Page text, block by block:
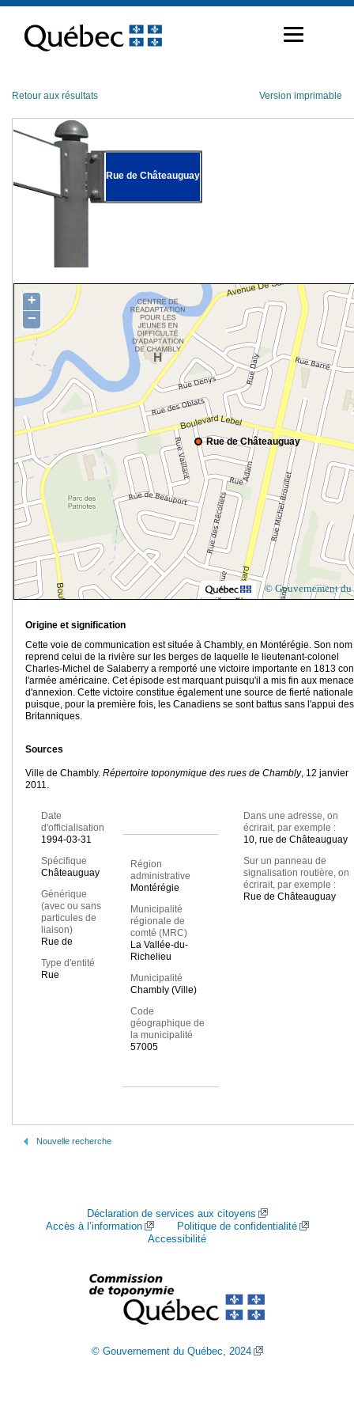
contenu
Retour aux résultats Version imprimable
Rue de Châteauguay
Rue de Châteauguay
+
−
© Gouvernement du
Origine et signification
Cette voie de communication est située à Chambly, en Montérégie. Son nom
reprend celui de la rivière sur les berges de laquelle le lieutenant-colonel
Charles-Michel de Salaberry a remporté une victoire importante en 1813
l'armée américaine. Cet épisode est marquant puisqu'il a mis fin aux
d'annexion. Cette victoire constitue également une source de fierté nationale
puisque, pour la première fois, les Canadiens se sont battus sans l'appui des
Britanniques.
Sources
Ville de Chambly. Répertoire toponymique des rues de Chambly, 12 janvier
2011.
Date
d'officialisation
1994-03-31
Spécifique
Châteauguay
Générique
(avec ou sans
particules de
liaison)
Rue de
Type d'entité
Rue
Région
administrative
Montérégie
Municipalité
régionale de
comté (MRC)
La Vallée-du-
Richelieu
Municipalité
Chambly (Ville)
Code
géographique de
la municipalité
57005
Dans une adresse, on
écrirait, par exemple :
10, rue de Châteauguay
Sur un panneau de
signalisation routière, on
écrirait, par exemple :
Rue de Châteauguay
Nouvelle recherche
Déclaration de services aux citoyens
Accès à l’information
Politique de confidentialité
Accessibilité
© Gouvernement du Québec, 2024